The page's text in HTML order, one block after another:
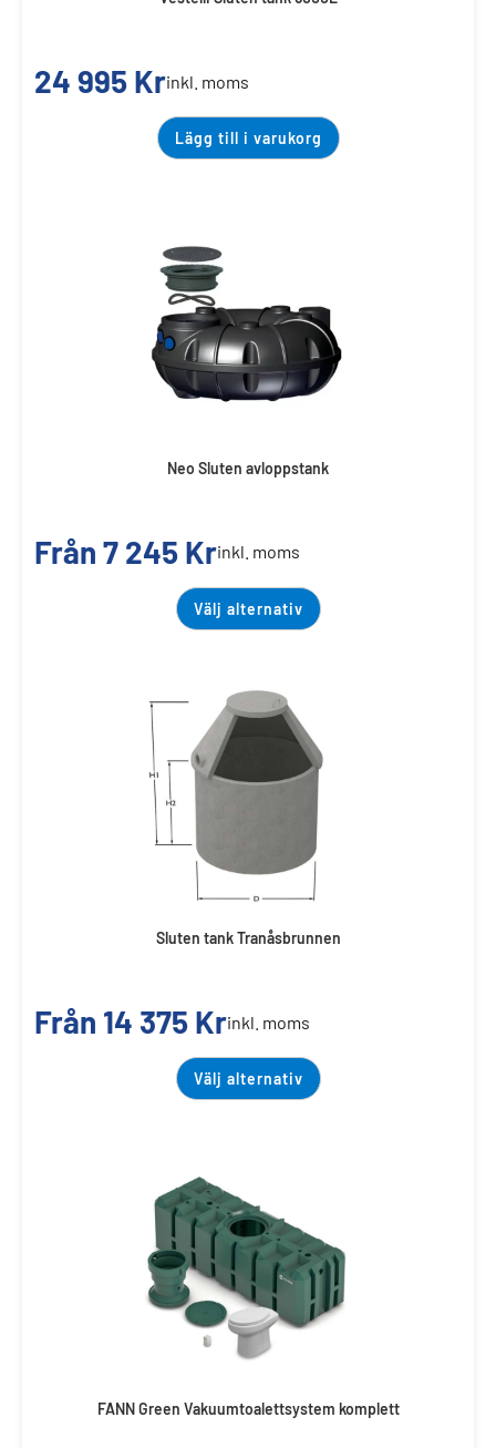
24 995 Krinkl. moms
Lägg till i varukorg
Neo Sluten avloppstank
Från7 245 Krinkl. moms
Välj alternativ
Sluten tank Tranåsbrunnen
Från 14 375 Krinkl. moms
Välj alternativ
FANN Green Vakuumtoalettsystem komplett